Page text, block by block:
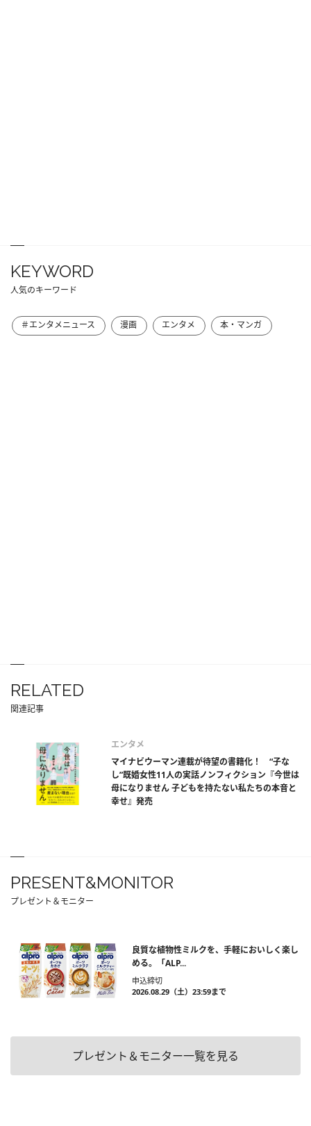
KEYWORD
人気のキーワード
＃エンタメニュース 漫画 エンタメ 本・マンガ
RELATED
関連記事
エンタメ
マイナビウーマン連載が待望の書籍化！ “子な
し”既婚女性11人の実話ノンフィクション『今世は
母になりません 子どもを持たない私たちの本音と
幸せ』発売
PRESENT&MONITOR
プレゼント＆モニター
良質な植物性ミルクを、手軽においしく楽し
める。「ALP...
申込締切
2026.08.29（土）23:59まで
プレゼント＆モニター一覧を見る